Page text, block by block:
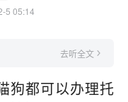
5 05:14
去听全文
狗都可以办理托